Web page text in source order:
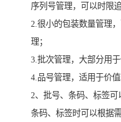
序列号管理，可以时限追
2.很小的包装数量管理
理；
3.批次管理，大部分用
4.品号管理，适用于价值
2、批号、条码、标签可
条码、标签时可以根据